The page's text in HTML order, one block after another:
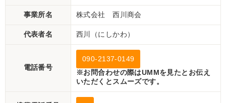
事業所名 株式会社 西川商会
代表者名 西川（にしかわ）
電話番号
090-2137-0149
※お問合わせの際はUMMを見たとお伝え
いただくとスムーズです。